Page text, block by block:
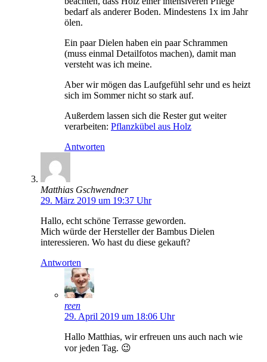
bedarf als anderer Boden. Mindestens 1x im Jahr
ölen.
Ein paar Dielen haben ein paar Schrammen
(muss einmal Detailfotos machen), damit man
versteht was ich meine.
Aber wir mögen das Laufgefühl sehr und es heizt
sich im Sommer nicht so stark auf.
Außerdem lassen sich die Rester gut weiter
verarbeiten: Pflanzkübel aus Holz
Antworten
Matthias Gschwendner
29. März 2019 um 19:37 Uhr
Hallo, echt schöne Terrasse geworden.
Mich würde der Hersteller der Bambus Dielen
interessieren. Wo hast du diese gekauft?
Antworten
reen
29. April 2019 um 18:06 Uhr
Hallo Matthias, wir erfreuen uns auch nach wie
vor jeden Tag. 😉